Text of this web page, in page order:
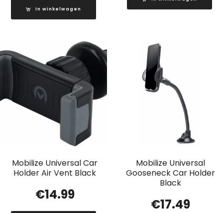
In winkelwagen
Mobilize Universal Car
Holder Air Vent Black
€14.99
Mobilize Universal
Gooseneck Car Holder
Black
€17.49